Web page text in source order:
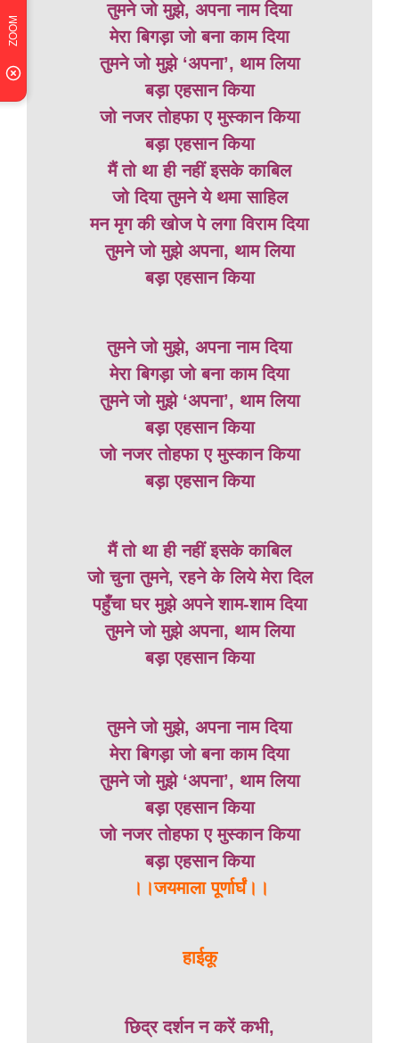
तुमने जो मुझे, अपना नाम दिया
मेरा बिगड़ा जो बना काम दिया
तुमने जो मुझे ‘अपना’, थाम लिया
बड़ा एहसान किया
जो नजर तोहफा ए मुस्कान किया
बड़ा एहसान किया
मैं तो था ही नहीं इसके काबिल
जो दिया तुमने ये थमा साहिल
मन मृग की खोज पे लगा विराम दिया
तुमने जो मुझे अपना, थाम लिया
बड़ा एहसान किया
तुमने जो मुझे, अपना नाम दिया
मेरा बिगड़ा जो बना काम दिया
तुमने जो मुझे ‘अपना’, थाम लिया
बड़ा एहसान किया
जो नजर तोहफा ए मुस्कान किया
बड़ा एहसान किया
मैं तो था ही नहीं इसके काबिल
जो चुना तुमने, रहने के लिये मेरा दिल
पहुँचा घर मुझे अपने शाम-शाम दिया
तुमने जो मुझे अपना, थाम लिया
बड़ा एहसान किया
तुमने जो मुझे, अपना नाम दिया
मेरा बिगड़ा जो बना काम दिया
तुमने जो मुझे ‘अपना’, थाम लिया
बड़ा एहसान किया
जो नजर तोहफा ए मुस्कान किया
बड़ा एहसान किया
।।जयमाला पूर्णार्घं।।
हाईकू
छिद्र दर्शन न करें कभी,